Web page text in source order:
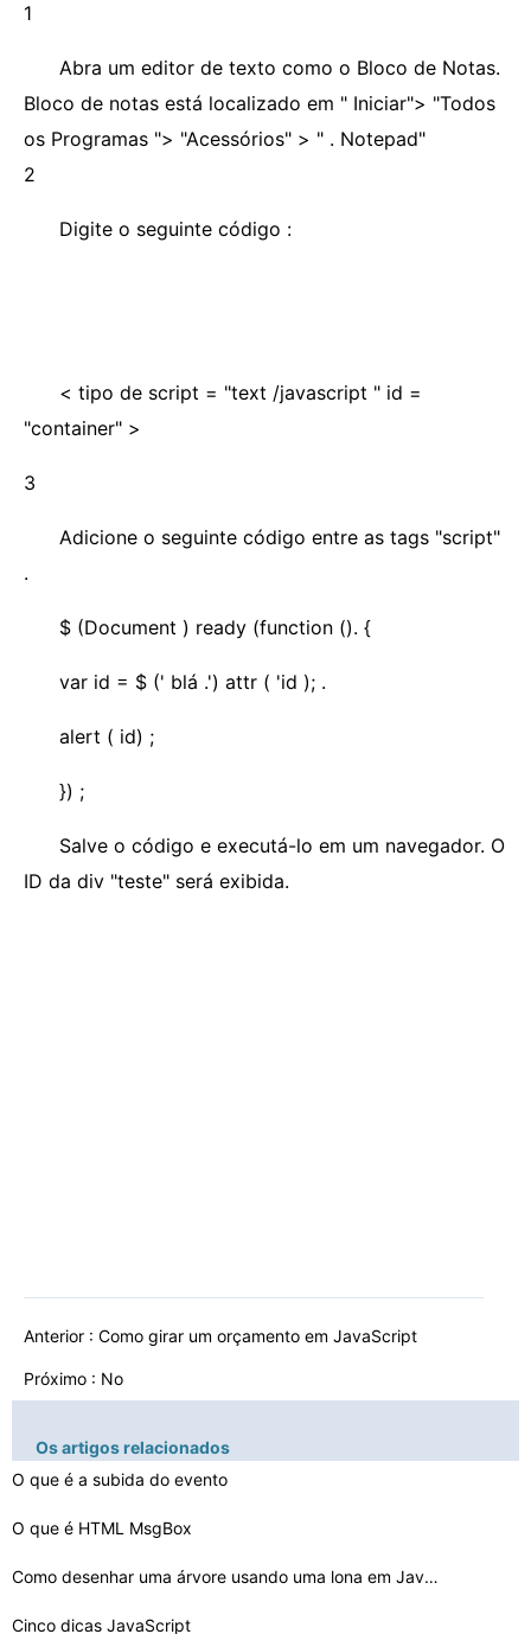
1
Abra um editor de texto como o Bloco de Notas.
Bloco de notas está localizado em " Iniciar"> "Todos
os Programas "> "Acessórios" > " . Notepad"
2
Digite o seguinte código :
< tipo de script = "text /javascript " id =
"container" >
3
Adicione o seguinte código entre as tags "script"
.
$ (Document ) ready (function (). {
var id = $ (' blá .') attr ( 'id ); .
alert ( id) ;
}) ;
Salve o código e executá-lo em um navegador. O
ID da div "teste" será exibida.
Anterior : Como girar um orçamento em JavaScript
Próximo : No
Os artigos relacionados
O que é a subida do evento
O que é HTML MsgBox
Como desenhar uma árvore usando uma lona em JavaScript…
Cinco dicas JavaScript